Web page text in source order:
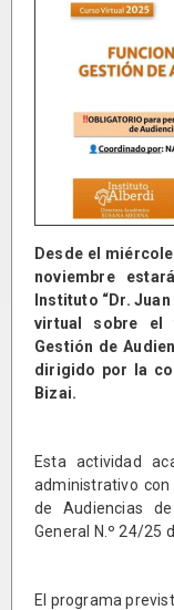
Desde el
noviembre
Instituto “Dr.
virtual sobre el
Gestión de
dirigido por la
Bizai.
Esta actividad
administrativo
de Audiencias
General N.º 24/25
El programa